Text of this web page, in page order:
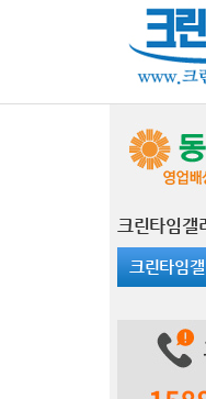
크린타임갤
크린타임갤